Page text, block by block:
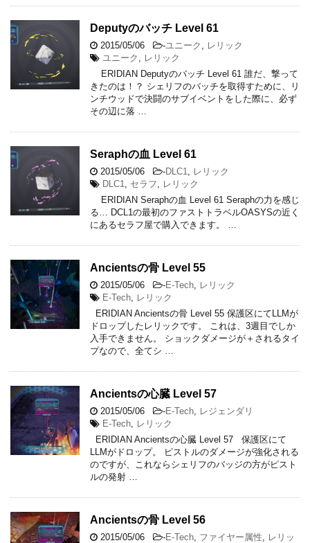
Deputyのバッチ Level 61
2015/05/06 -ユニーク
レリック
ユニーク
レリック
ERIDIAN Deputyのバッチ Level 61 誰だ、撃って
きたのは！？ シェリフのバッチを取得すために、リ
ンチウッドで決闘のサブイベントをした際に、必ず
その辺に落 …
Seraphの血 Level 61
2015/05/06 -DLC1
レリック
DLC1
セラフ
レリック
ERIDIAN Seraphの血 Level 61 Seraphの力を感じ
る… DCL1の最初のファストトラベルOASYSの近く
にあるセラフ屋で購入できます。 …
Ancientsの骨 Level 55
2015/05/06 -E-Tech
レリック
E-Tech
レリック
ERIDIAN Ancientsの骨 Level 55 保護区にてLLMが
ドロップしたレリックです。 これは、3週目でしか
入手できません。 ショックダメージが＋されるタイ
プなので、全てシ …
Ancientsの心臓 Level 57
2015/05/06 -E-Tech
レジェンダリ
E-Tech
レリック
ERIDIAN Ancientsの心臓 Level 57 保護区にて
LLMがドロップ。 ピストルのダメージが強化される
のですが、これならシェリフのバッジの方がピスト
ルの発射 …
Ancientsの骨 Level 56
2015/05/06 -E-Tech ファイヤー属性
レリッ